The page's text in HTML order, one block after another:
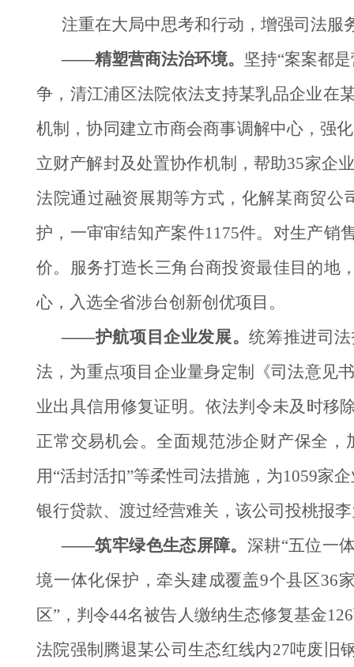
注重在大局中思考和行动，增强司法服
——精塑营商法治环境。 坚持“案案都
争，清江浦区法院依法支持某乳品企业在
机制，协同建立市商会商事调解中心，强
立财产解封及处置协作机制，帮助35家企
法院通过融资展期等方式，化解某商贸公
护，一审审结知产案件1175件。对生产销
价。服务打造长三角台商投资最佳目的地
心，入选全省涉台创新创优项目。
——护航项目企业发展。统筹推进司
法，为重点项目企业量身定制《司法意见
业出具信用修复证明。依法判令未及时移
正常交易机会。全面规范涉企财产保全
用“活封活扣”等柔性司法措施，为1059家
银行贷款、渡过经营难关，该公司投桃报
——筑牢绿色生态屏障。 深耕“五位一
境一体化保护，牵头建成覆盖9个县区36
区”，判令44名被告人缴纳生态修复基金
法院强制腾退某公司生态红线内27吨废旧